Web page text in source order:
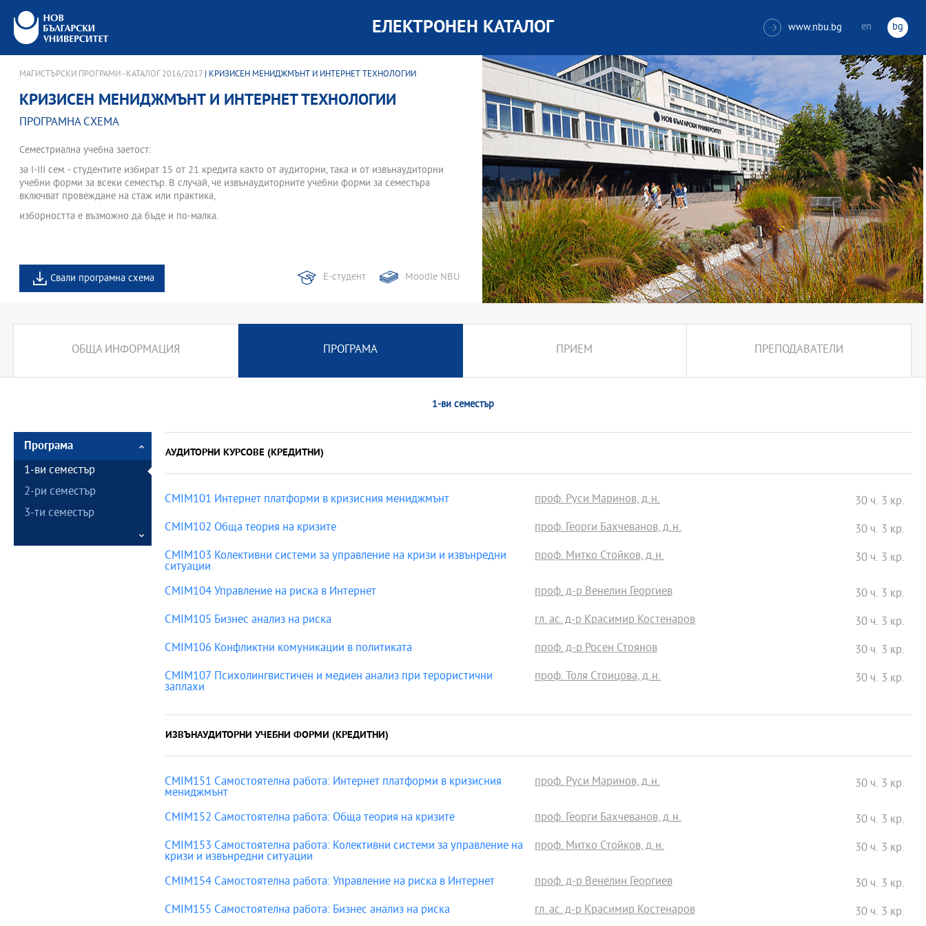
ЕЛЕКТРОНЕН КАТАЛОГ  www.nbu.bg en bg
МАГИСТЪРСКИ ПРОГРАМИ - КАТАЛОГ 2016/2017 | КРИЗИСЕН МЕНИДЖМЪНТ И ИНТЕРНЕТ ТЕХНОЛОГИИ
КРИЗИСЕН МЕНИДЖМЪНТ И ИНТЕРНЕТ ТЕХНОЛОГИИ
ПРОГРАМНА СХЕМА
Семестриална учебна заетост:
за І-III сем. - студентите избират 15 от 21 кредита както от аудиторни, така и от извънаудиторни
учебни форми за всеки семестър. В случай, че извънаудиторните учебни форми за семестъра
включват провеждане на стаж или практика,
изборността е възможно да бъде и по-малка.
Свали програмна схема Е-студент Moodle NBU
ОБЩА ИНФОРМАЦИЯ ПРОГРАМА ПРИЕМ ПРЕПОДАВАТЕЛИ
1-ви семестър
Програма
1-ви семестър
2-ри семестър
3-ти семестър
АУДИТОРНИ КУРСОВЕ (КРЕДИТНИ)
CMIM101 Интернет платформи в кризисния мениджмънт проф. Руси Маринов, д.н.
30 ч. 3 кр.
CMIM102 Обща теория на кризите
проф. Георги Бахчеванов, д.н.
30 ч. 3 кр.
CMIM103 Колективни системи за управление на кризи и извънредни
ситуации
проф. Митко Стойков, д.н. 30 ч. 3 кр.
CMIM104 Управление на риска в Интернет проф. д-р Венелин Георгиев
30 ч. 3 кр.
CMIM105 Бизнес анализ на риска
гл. ас. д-р Красимир Костенаров
30 ч. 3 кр.
CMIM106 Конфликтни комуникации в политиката
проф. д-р Росен Стоянов
30 ч. 3 кр.
CMIM107 Психолингвистичен и медиен анализ при терористични
заплахи
проф. Толя Стоицова, д.н. 30 ч. 3 кр.
ИЗВЪНАУДИТОРНИ УЧЕБНИ ФОРМИ (КРЕДИТНИ)
CMIM151 Самостоятелна работа: Интернет платформи в кризисния
мениджмънт
проф. Руси Маринов, д.н. 30 ч. 3 кр.
CMIM152 Самостоятелна работа: Обща теория на кризите проф. Георги Бахчеванов, д.н.
30 ч. 3 кр.
CMIM153 Самостоятелна работа: Колективни системи за управление на
кризи и извънредни ситуации
проф. Митко Стойков, д.н. 30 ч. 3 кр.
CMIM154 Самостоятелна работа: Управление на риска в Интернет проф. д-р Венелин Георгиев
30 ч. 3 кр.
CMIM155 Самостоятелна работа: Бизнес анализ на риска
гл. ас. д-р Красимир Костенаров 30 ч. 3 кр.